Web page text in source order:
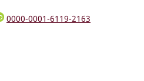
0000-0001-6119-2163